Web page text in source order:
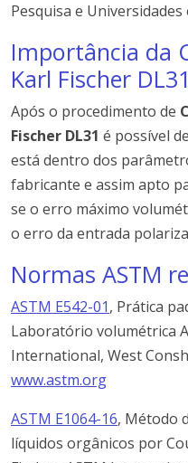
Pesquisa e
Importância da
Karl Fischer DL31
Após o procedimento de
Fischer DL31 é possível
está dentro dos
fabricante e assim apto
se o erro máximo
o erro da entrada
Normas ASTM
ASTM E542-01, Prática
Laboratório volumétrica
International, West
www.astm.org
ASTM E1064-16, Método
líquidos orgânicos por